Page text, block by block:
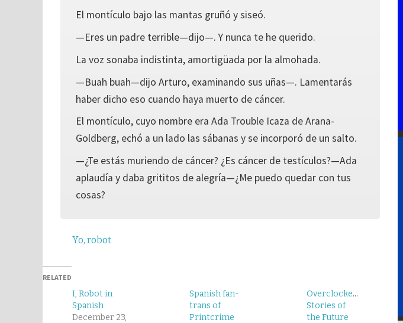
El montículo bajo las mantas gruñó y siseó.
—Eres un padre terrible—dijo—. Y nunca te he querido.
La voz sonaba indistinta, amortigüada por la almohada.
—Buah buah—dijo Arturo, examinando sus uñas—. Lamentarás
haber dicho eso cuando haya muerto de cáncer.
El montículo, cuyo nombre era Ada Trouble Icaza de Arana-
Goldberg, echó a un lado las sábanas y se incorporó de un salto.
—¿Te estás muriendo de cáncer? ¿Es cáncer de testículos?—Ada
aplaudía y daba grititos de alegría—¿Me puedo quedar con tus
cosas?
Yo, robot
RELATED
I, Robot in
Spanish
December 23,
Spanish fan-
trans of
Printcrime
Overclocked:
Stories of
the Future